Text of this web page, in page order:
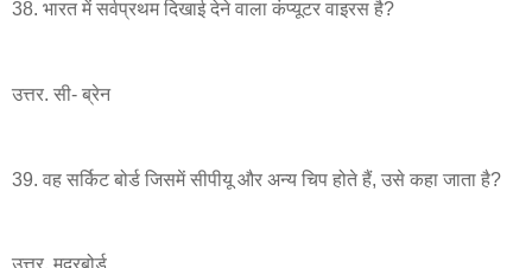
38. भारत में सर्वप्रथम दिखाई देने वाला कंप्यूटर वाइरस है?
उत्तर. सी- ब्रेन
39. वह सर्किट बोर्ड जिसमें सीपीयू और अन्य चिप होते हैं, उसे कहा जाता है?